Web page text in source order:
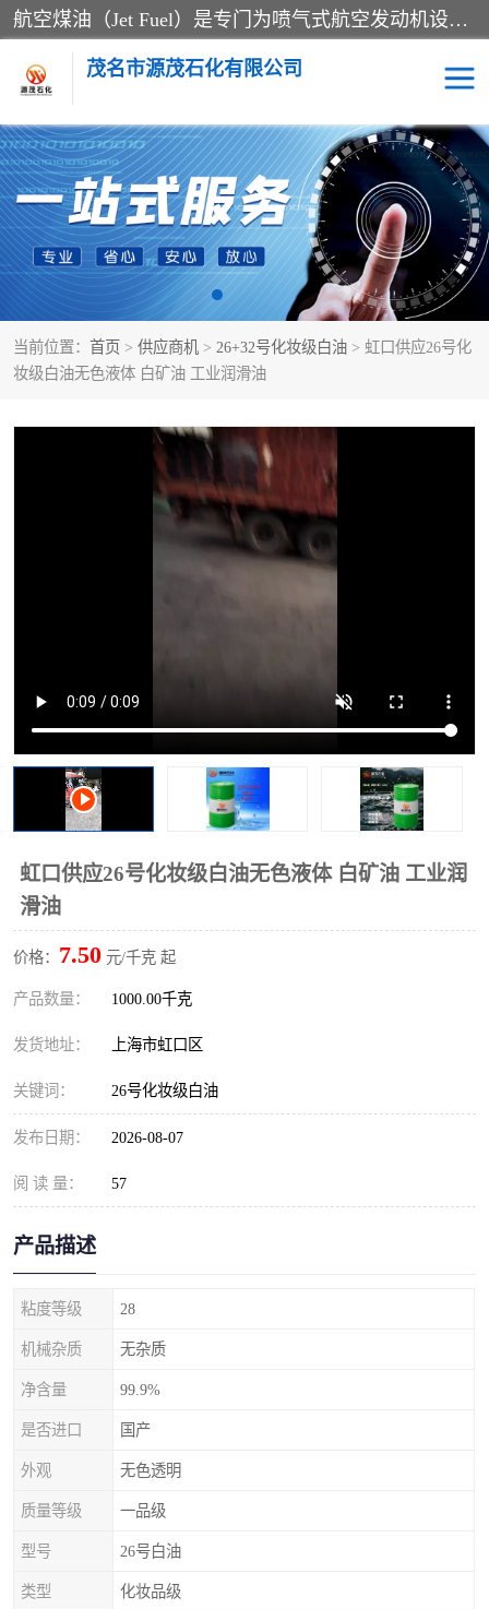
航空煤油（Jet Fuel）是专门为喷气式航空发动机设计的高纯度燃料，主要分为Jet A、Jet A-1和Jet B等类型。其特点是闪点高、低温流动性好，并添加了抗静电剂和抗氧化剂以确保飞行安全。航空煤油需
茂名市源茂石化有限公司
当前位置： 首页 > 供应商机 > 26+32号化妆级白油 > 虹口供应26号化
妆级白油无色液体 白矿油 工业润滑油
虹口供应26号化妆级白油无色液体 白矿油 工业润
滑油
价格： 7.50 元/千克 起
产品数量： 1000.00千克
发货地址： 上海市虹口区
关键词： 26号化妆级白油
发布日期： 2026-08-07
阅 读 量： 57
产品描述
粘度等级 28
机械杂质 无杂质
净含量 99.9%
是否进口 国产
外观 无色透明
质量等级 一品级
型号 26号白油
类型 化妆品级
RP3航空煤油 D20+D30溶剂油
D40+D60溶剂油 D80+D100溶剂油
6号+120号溶剂油 260号溶剂油
异构烷烃 天然乳胶
26+32号化妆级白油 46+68号化妆级白油